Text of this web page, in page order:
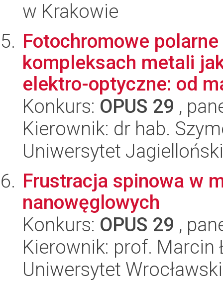
w Krakowie
Fotochromowe
kompleksach metali
elektro-optyczne: od
Konkurs: OPUS 29 ,
Kierownik: dr hab.
Uniwersytet Jagielloński
Frustracja spinowa w
nanowęglowych
Konkurs: OPUS 29 ,
Kierownik: prof. Marcin
Uniwersytet Wrocławski